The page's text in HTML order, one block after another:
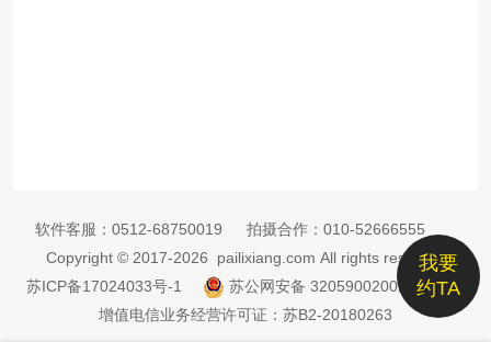
我要
约TA
软件客服： 0512-68750019 拍摄合作： 010-52666555
Copyright © 2017-2026 pailixiang.com All rights reserved
苏ICP备17024033号-1
苏公网安备 32059002002885号
增值电信业务经营许可证：苏B2-20180263